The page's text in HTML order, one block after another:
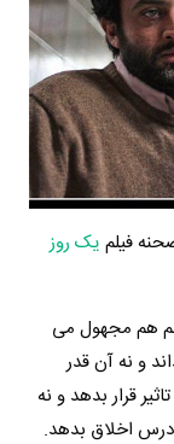
فیلم یک روز
هم مجهول می
و نه آن قدر
قرار بدهد و نه
اخلاق بدهد.